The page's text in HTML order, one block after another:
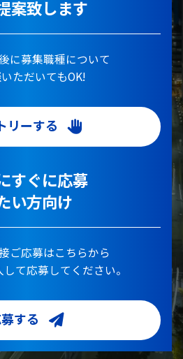
案致します
に募集職種について
ただいてもOK!
リーする
すぐに応募
い方向け
ご応募はこちらから
て応募してください。
する